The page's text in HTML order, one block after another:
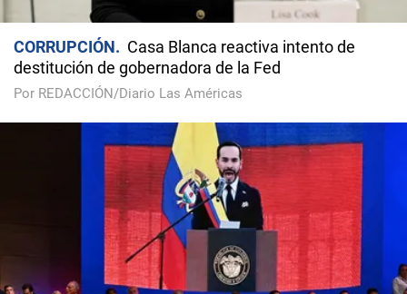
CORRUPCIÓN
Casa Blanca reactiva intento de
destitución de gobernadora de la Fed
Por REDACCIÓN/Diario Las Américas